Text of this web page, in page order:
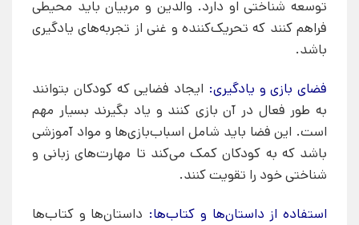
توسعه شناختی او دارد. والدین و مربیان باید محیطی
فراهم کنند که تحریک‌کننده و غنی از تجربه‌های یادگیری
باشد.
فضای بازی و یادگیری: ایجاد فضایی که کودکان بتوانند
به طور فعال در آن بازی کنند و یاد بگیرند بسیار مهم
است. این فضا باید شامل اسباب‌بازی‌ها و مواد آموزشی
باشد که به کودکان کمک می‌کند تا مهارت‌های زبانی و
شناختی خود را تقویت کنند.
استفاده از داستان‌ها و کتاب‌ها: داستان‌ها و کتاب‌ها